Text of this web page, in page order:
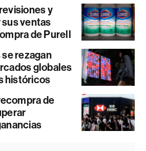
y
ventas
de Purell
rezagan
globales
históricos
de